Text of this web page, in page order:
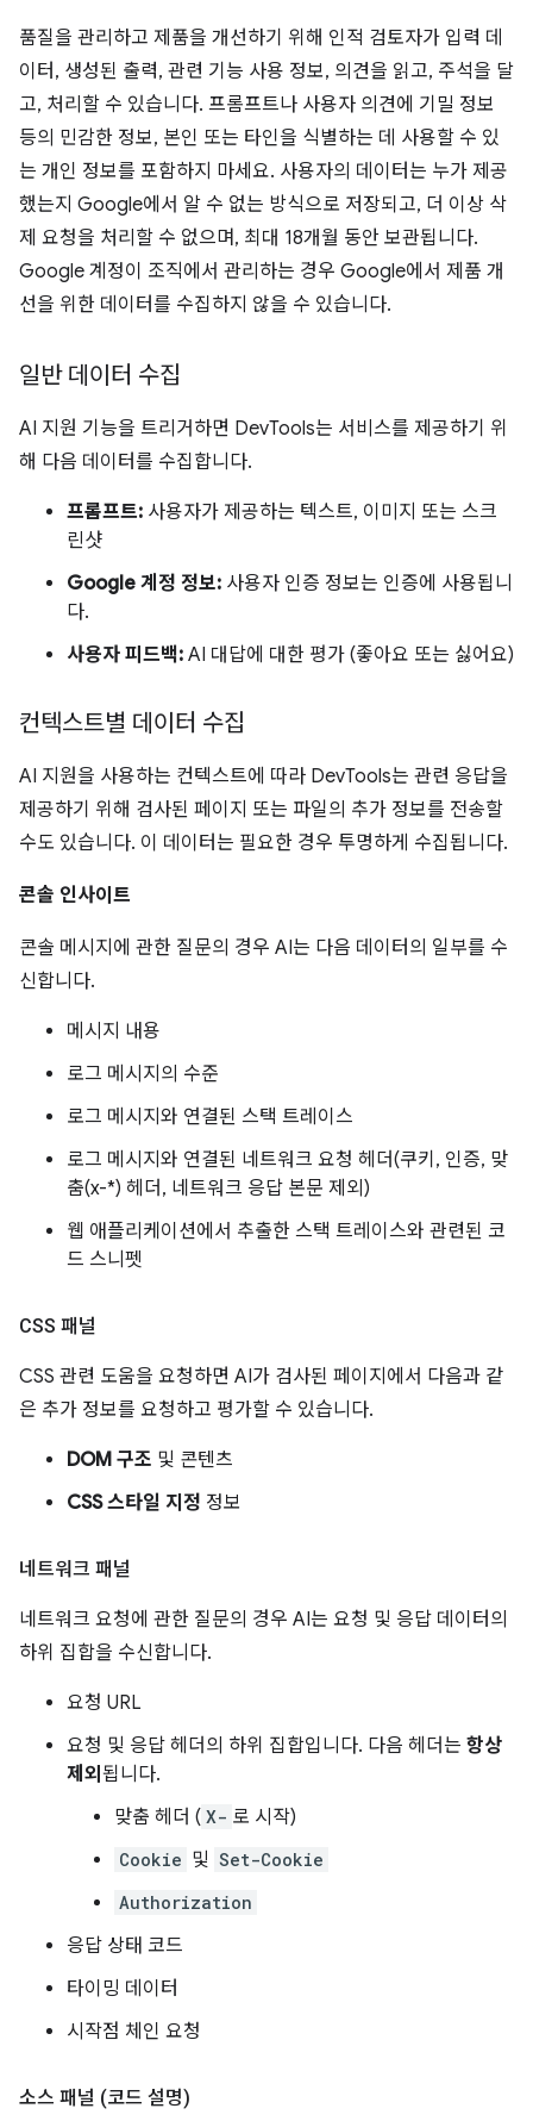
품질을 관리하고 제품을 개선하기 위해 인적 검토자가 입력 데
이터, 생성된 출력, 관련 기능 사용 정보, 의견을 읽고, 주석을 달
고, 처리할 수 있습니다. 프롬프트나 사용자 의견에 기밀 정보
등의 민감한 정보, 본인 또는 타인을 식별하는 데 사용할 수 있
는 개인 정보를 포함하지 마세요. 사용자의 데이터는 누가 제공
했는지 Google에서 알 수 없는 방식으로 저장되고, 더 이상 삭
제 요청을 처리할 수 없으며, 최대 18개월 동안 보관됩니다.
Google 계정이 조직에서 관리하는 경우 Google에서 제품 개
선을 위한 데이터를 수집하지 않을 수 있습니다.
일반 데이터 수집
AI 지원 기능을 트리거하면 DevTools는 서비스를 제공하기 위
해 다음 데이터를 수집합니다.
프롬프트: 사용자가 제공하는 텍스트, 이미지 또는 스크
린샷
Google 계정 정보: 사용자 인증 정보는 인증에 사용됩니
다.
사용자 피드백: AI 대답에 대한 평가 (좋아요 또는 싫어요)
컨텍스트별 데이터 수집
AI 지원을 사용하는 컨텍스트에 따라 DevTools는 관련 응답을
제공하기 위해 검사된 페이지 또는 파일의 추가 정보를 전송할
수도 있습니다. 이 데이터는 필요한 경우 투명하게 수집됩니다.
콘솔 인사이트
콘솔 메시지에 관한 질문의 경우 AI는 다음 데이터의 일부를 수
신합니다.
메시지 내용
로그 메시지의 수준
로그 메시지와 연결된 스택 트레이스
로그 메시지와 연결된 네트워크 요청 헤더(쿠키, 인증, 맞
춤(x-*) 헤더, 네트워크 응답 본문 제외)
웹 애플리케이션에서 추출한 스택 트레이스와 관련된 코
드 스니펫
CSS 패널
CSS 관련 도움을 요청하면 AI가 검사된 페이지에서 다음과 같
은 추가 정보를 요청하고 평가할 수 있습니다.
DOM 구조 및 콘텐츠
CSS 스타일 지정 정보
네트워크 패널
네트워크 요청에 관한 질문의 경우 AI는 요청 및 응답 데이터의
하위 집합을 수신합니다.
요청 URL
요청 및 응답 헤더의 하위 집합입니다. 다음 헤더는 항상
제외 됩니다.
맞춤 헤더 ( X- 로 시작)
Cookie 및 Set-Cookie
Authorization
응답 상태 코드
타이밍 데이터
시작점 체인 요청
소스 패널 (코드 설명)